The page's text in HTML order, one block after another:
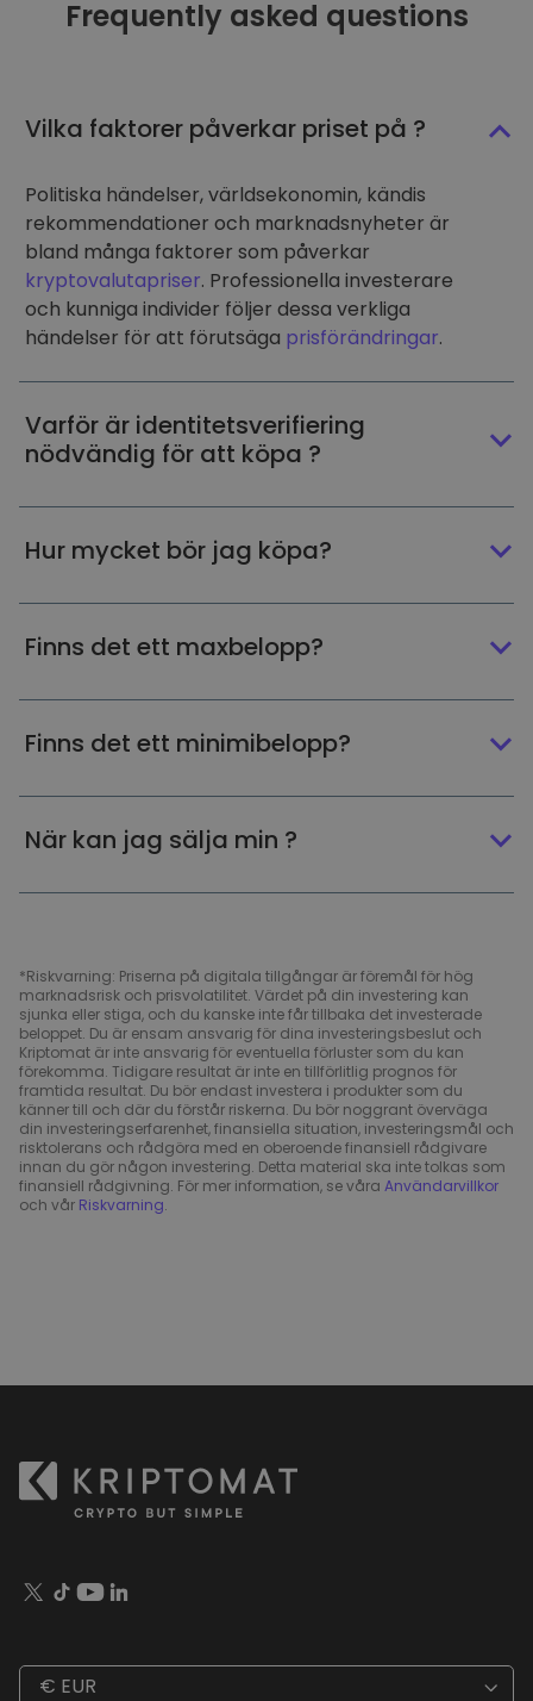
Frequently asked questions
Vilka faktorer påverkar priset på ?
Politiska händelser, världsekonomin, kändis
rekommendationer och marknadsnyheter är
bland många faktorer som påverkar
kryptovalutapriser. Professionella investerare
och kunniga individer följer dessa verkliga
händelser för att förutsäga prisförändringar.
Varför är identitetsverifiering
nödvändig för att köpa ?
Hur mycket bör jag köpa?
Finns det ett maxbelopp?
Finns det ett minimibelopp?
När kan jag sälja min ?
*Riskvarning: Priserna på digitala tillgångar är föremål för hög
marknadsrisk och prisvolatilitet. Värdet på din investering kan
sjunka eller stiga, och du kanske inte får tillbaka det investerade
beloppet. Du är ensam ansvarig för dina investeringsbeslut och
Kriptomat är inte ansvarig för eventuella förluster som du kan
förekomma. Tidigare resultat är inte en tillförlitlig prognos för
framtida resultat. Du bör endast investera i produkter som du
känner till och där du förstår riskerna. Du bör noggrant överväga
din investeringserfarenhet, finansiella situation, investeringsmål och
risktolerans och rådgöra med en oberoende finansiell rådgivare
innan du gör någon investering. Detta material ska inte tolkas som
finansiell rådgivning. För mer information, se våra Användarvillkor
och vår Riskvarning.
€ EUR